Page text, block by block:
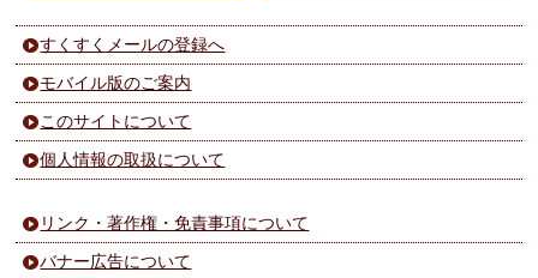
すくすくメールの登録へ
モバイル版のご案内
このサイトについて
個人情報の取扱について
リンク・著作権・免責事項について
バナー広告について